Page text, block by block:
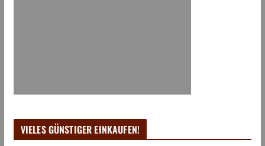
VIELES GÜNSTIGER EINKAUFEN!